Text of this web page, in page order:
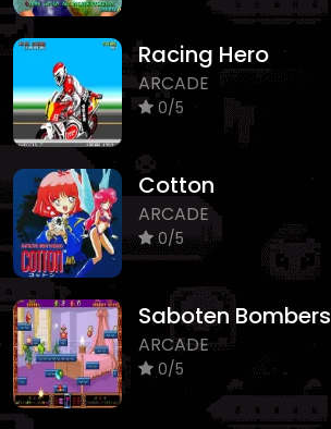
Racing Hero
ARCADE
0/5
Cotton
ARCADE
0/5
Saboten Bombers
ARCADE
0/5